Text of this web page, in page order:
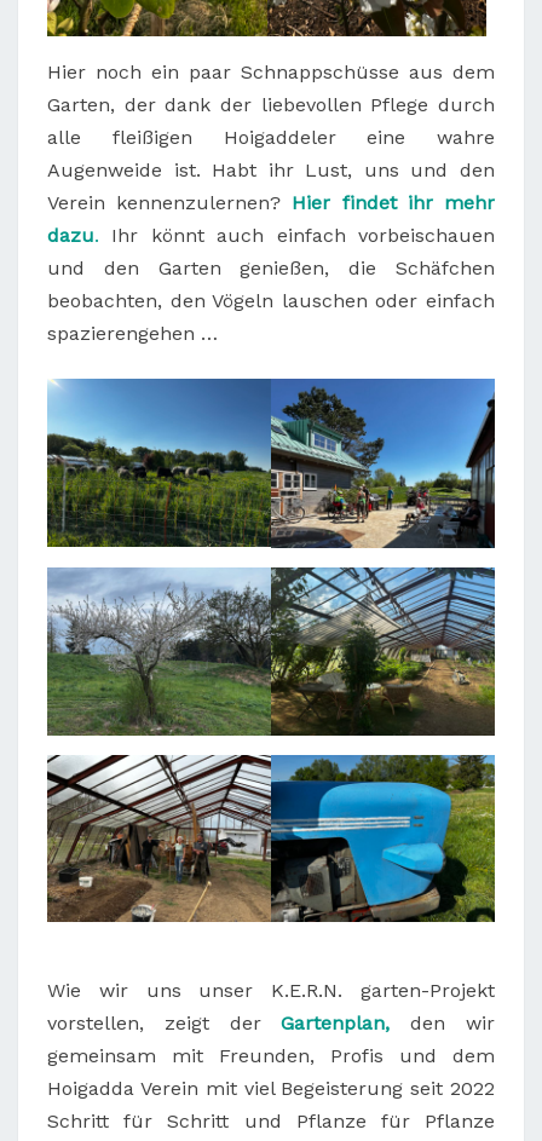
Hier noch ein paar Schnappschüsse aus dem
Garten, der dank der liebevollen Pflege durch
alle fleißigen Hoigaddeler eine wahre
Augenweide ist. Habt ihr Lust, uns und den
Verein kennenzulernen? Hier findet ihr mehr
dazu. Ihr könnt auch einfach vorbeischauen
und den Garten genießen, die Schäfchen
beobachten, den Vögeln lauschen oder einfach
spazierengehen …
Wie wir uns unser K.E.R.N. garten-Projekt
vorstellen, zeigt derGartenplan, den wir
gemeinsam mit Freunden, Profis und dem
Hoigadda Verein mit viel Begeisterung seit 2022
Schritt für Schritt und Pflanze für Pflanze